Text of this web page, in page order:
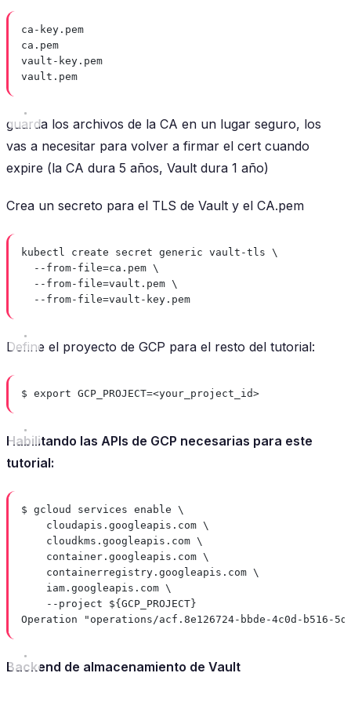
ca-key.pem
ca.pem
vault-key.pem
vault.pem
guarda los archivos de la CA en un lugar seguro, los
vas a necesitar para volver a firmar el cert cuando
expire (la CA dura 5 años, Vault dura 1 año)
Crea un secreto para el TLS de Vault y el CA.pem
kubectl create secret generic vault-tls \
--from-file=ca.pem \
--from-file=vault.pem \
--from-file=vault-key.pem
Define el proyecto de GCP para el resto del tutorial:
$ export GCP_PROJECT=<your_project_id>
Habilitando las APIs de GCP necesarias para este
tutorial:
$ gcloud services enable \
cloudapis.googleapis.com \
cloudkms.googleapis.com \
container.googleapis.com \
containerregistry.googleapis.com \
iam.googleapis.com \
--project ${GCP_PROJECT}
Operation "operations/acf.8e126724-bbde-4c0d-b516-
Backend de almacenamiento de Vault